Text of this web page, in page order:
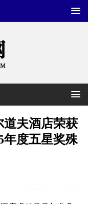
道夫酒店荣获
年度五星奖殊